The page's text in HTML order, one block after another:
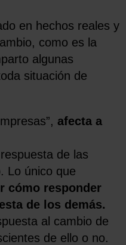
en hechos reales y
como es la
algunas
situación de
afecta a
de las
Lo único que
cómo responder
de los demás.
al cambio de
de ello o no.